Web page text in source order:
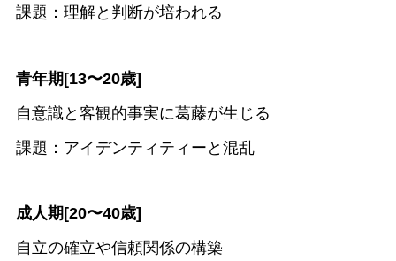
課題：理解と判断が培われる
青年期[13〜20歳]
自意識と客観的事実に葛藤が生じる
課題：アイデンティティーと混乱
成人期[20〜40歳]
自立の確立や信頼関係の構築